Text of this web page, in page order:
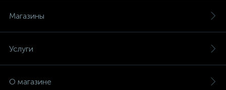
Магазины
Услуги
О магазине